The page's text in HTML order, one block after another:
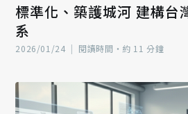
標準化、築護城河 建構台
系
2026/01/24 | 閱讀時間‧約 11 分鐘